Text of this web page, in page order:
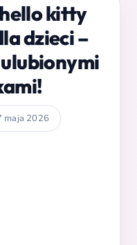
kitty
dzieci –
maja 2026